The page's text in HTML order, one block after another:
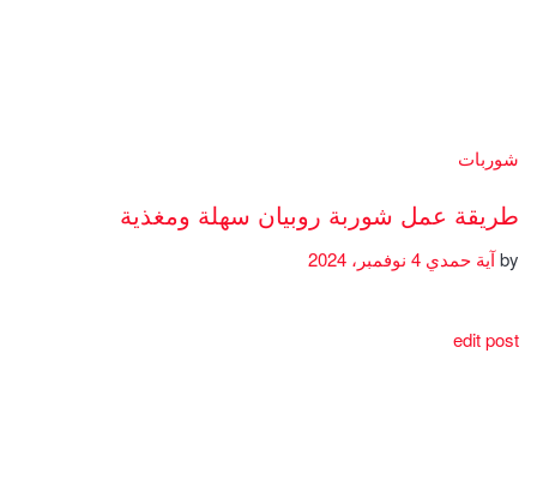
شوربات
طريقة عمل شوربة روبيان سهلة ومغذية
byآية حمدي
edit post